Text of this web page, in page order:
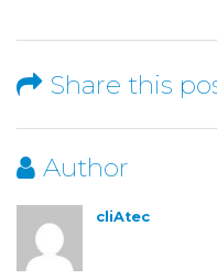
Share this
Author
cliAtec